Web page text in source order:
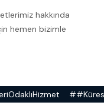
hakkında
hemen bizimle